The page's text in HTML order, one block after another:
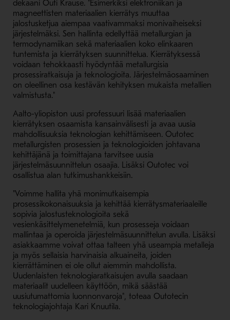
dekaani Outi Krause. "Esimerkiksi elektroniikan ja
magneettisten materiaalien kierrätys muuttaa
jalostusketjua aiempaa vaativammaksi monivaiheiseksi
järjestelmäksi. Sen hallinta edellyttää metallurgian ja
termodynamiikan sekä materiaalien koko elinkaaren
tuntemista ja kierrätyksen suunnittelua. Kierrätyksessä
voidaan tehokkaasti hyödyntää metallurgisia
prosessiratkaisuja ja teknologioita. Järjestelmäosaaminen
on oleellinen osa kestävän kehityksen mukaista metallien
valmistusta."
Aalto-yliopiston uusi professuuri lisää materiaalien
kierrätyksen osaamista kansainvälisesti ja avaa uusia
mahdollisuuksia teknologian kehittämiseen. Outotec
metallurgisten prosessien ja teknologioiden johtavana
kehittäjänä ja toimittajana tarvitsee uusia
järjestelmäsuunnittelun osaajia. Lisäksi Outotec voi
osallistua alan tutkimushankkeisiin.
"Voimme hallita yhä monimutkaisempia
prosessikokonaisuuksia ja kehittää kierrätysmateriaaleille
sopivia jalostusteknologioita sekä
vesienkäsittelymenetelmiä, kun prosesseja voidaan
mallintaa ja operoida järjestelmäsuunnittelun avulla. Lisäksi
asiakkaamme voivat ottaa talteen yhä useampia metalleja
ja myös sellaisia harvinaisia alkuaineita, joiden
kierrättäminen ei ole ollut aiemmin mahdollista.
Uudenlaisten teknologiaratkaisujen avulla saadaan
materiaalit uudelleen käyttöön, mikä säästää
uusiutumattomia luonnonvaroja", toteaa Outotecin
teknologiajohtaja Kari Knuutila.